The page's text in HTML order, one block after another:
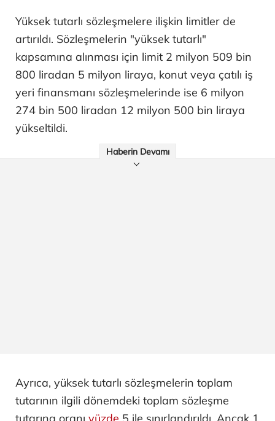
Yüksek tutarlı sözleşmelere ilişkin limitler de
artırıldı. Sözleşmelerin "yüksek tutarlı"
kapsamına alınması için limit 2 milyon 509 bin
800 liradan 5 milyon liraya, konut veya çatılı iş
yeri finansmanı sözleşmelerinde ise 6 milyon
274 bin 500 liradan 12 milyon 500 bin liraya
yükseltildi.
Haberin Devamı
Ayrıca, yüksek tutarlı sözleşmelerin toplam
tutarının ilgili dönemdeki toplam sözleşme
tutarına oranı yüzde 5 ile sınırlandırıldı. Ancak 1